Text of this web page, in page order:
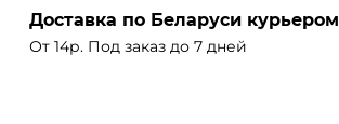
Доставка по Беларуси курьером
От 14р. Под заказ до 7 дней